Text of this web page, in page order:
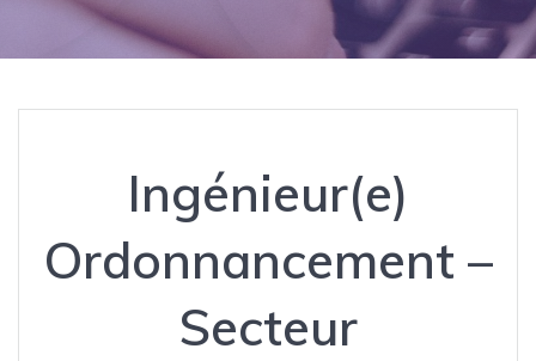
Ingénieur(e)
Ordonnancement –
Secteur